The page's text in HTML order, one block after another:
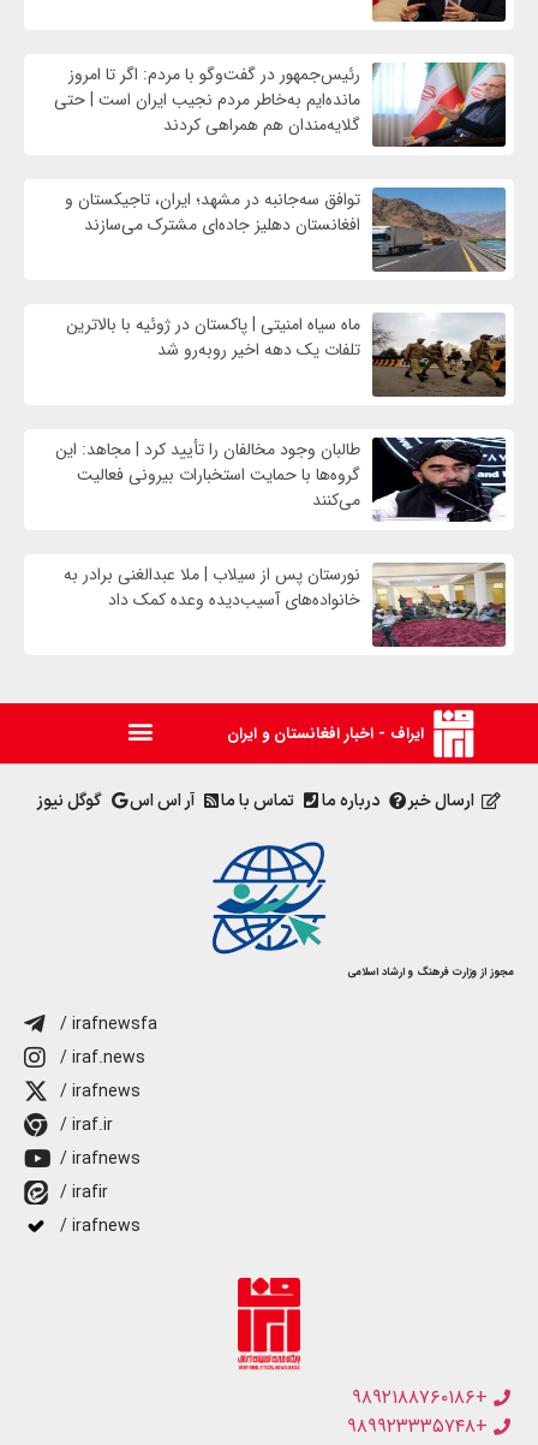
رئیس‌جمهور در گفت‌وگو با مردم: اگر تا امروز
مانده‌ایم به‌خاطر مردم نجیب ایران است | حتی
گلایه‌مندان هم همراهی کردند
توافق سه‌جانبه در مشهد؛ ایران، تاجیکستان و
افغانستان دهلیز جاده‌ای مشترک می‌سازند
ماه سیاه امنیتی | پاکستان در ژوئیه با بالاترین
تلفات یک دهه اخیر روبه‌رو شد
طالبان وجود مخالفان را تأیید کرد | مجاهد: این
گروه‌ها با حمایت استخبارات بیرونی فعالیت
می‌کنند
نورستان پس از سیلاب | ملا عبدالغنی برادر به
خانواده‌های آسیب‌دیده وعده کمک داد
ایراف - اخبار افغانستان و ایران
ارسال خبر درباره ما تماس با ما آر اس اس گوگل نیوز
مجوز از وزارت فرهنگ و ارشاد اسلامی
/ irafnewsfa
/ iraf.news
/ irafnews
/ iraf.ir
/ irafnews
/ irafir
/ irafnews
+۹۸۹۲۱۸۸۷۶۰۱۸۶
+۹۸۹۹۲۳۳۳۵۷۴۸